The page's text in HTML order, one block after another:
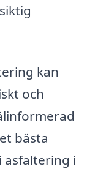
kan
och
bästa
i